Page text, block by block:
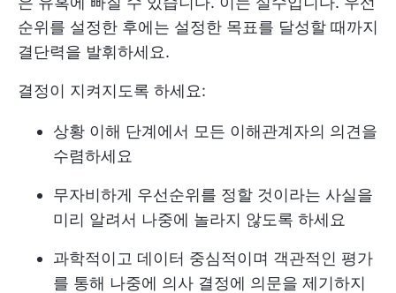
순위를 설정한 후에는 설정한 목표를 달성할 때까지
결단력을 발휘하세요.
결정이 지켜지도록 하세요:
상황 이해 단계에서 모든 이해관계자의 의견을
수렴하세요
무자비하게 우선순위를 정할 것이라는 사실을
미리 알려서 나중에 놀라지 않도록 하세요
과학적이고 데이터 중심적이며 객관적인 평가
를 통해 나중에 의사 결정에 의문을 제기하지